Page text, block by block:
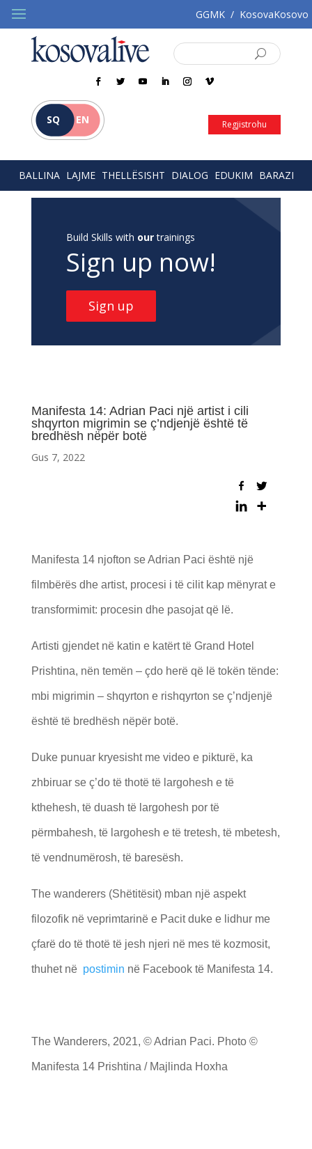
GGMK / KosovaKosovo
SQ EN Regjistrohu
BALLINA LAJME THELLËSISHT DIALOG EDUKIM BARAZI
Build Skills with ourtrainings
Sign up now!
Sign up
Manifesta 14: Adrian Paci një artist i cili
shqyrton migrimin se ç’ndjenjë është të
bredhësh nëpër botë
Gus 7, 2022
Manifesta 14 njofton se Adrian Paci është një
filmbërës dhe artist, procesi i të cilit kap mënyrat e
transformimit: procesin dhe pasojat që lë.
Artisti gjendet në katin e katërt të Grand Hotel
Prishtina, nën temën – çdo herë që lë tokën tënde:
mbi migrimin – shqyrton e rishqyrton se ç’ndjenjë
është të bredhësh nëpër botë.
Duke punuar kryesisht me video e pikturë, ka
zhbiruar se ç’do të thotë të largohesh e të
kthehesh, të duash të largohesh por të
përmbahesh, të largohesh e të tretesh, të mbetesh,
të vendnumërosh, të baresësh.
The wanderers (Shëtitësit) mban një aspekt
filozofik në veprimtarinë e Pacit duke e lidhur me
çfarë do të thotë të jesh njeri në mes të kozmosit,
thuhet në postimin në Facebook të Manifesta 14.
The Wanderers, 2021, © Adrian Paci. Photo ©
Manifesta 14 Prishtina / Majlinda Hoxha